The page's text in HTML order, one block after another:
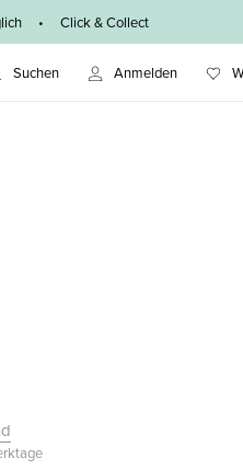
• Click & Collect
Suchen Anmelden